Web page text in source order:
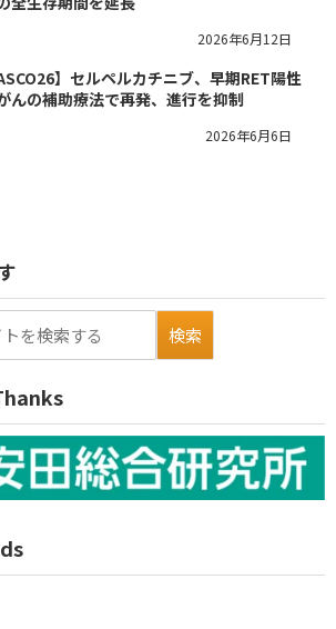
2026年6月12日
ASCO26】セルペルカチニブ、早期RET陽性
んの補助療法で再発、進行を抑制
2026年6月6日